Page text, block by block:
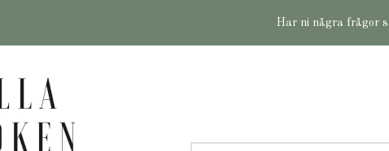
Har ni några frågor